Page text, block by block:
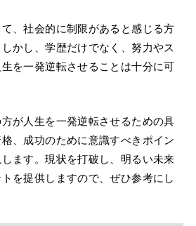
、社会的に制限があると感じる方
かし、学歴だけでなく、努力やス
を一発逆転させることは十分に可
が人生を一発逆転させるための具
、成功のために意識すべきポイン
ます。現状を打破し、明るい未来
を提供しますので、ぜひ参考にし